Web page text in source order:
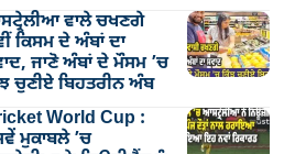
ਵਾਲੇ ਚਖਣਗੇ
ਕਿਸਮ ਦੇ ਅੰਬਾਂ ਦਾ
ਜਾਣੋ ਅੰਬਾਂ ਦੇ ਮੌਸਮ ’ਚ
ਚੁਣੀਏ ਬਿਹਤਰੀਨ ਅੰਬ
World Cup :
ਮੁਕਾਬਲੇ ’ਚ